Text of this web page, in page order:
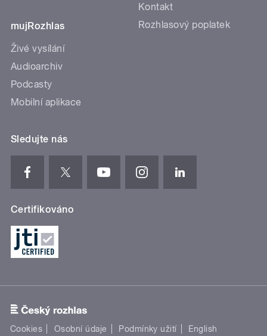
mujRozhlas
Živé vysílání
Audioarchiv
Podcasty
Mobilní aplikace
Kontakt
Rozhlasový poplatek
Sledujte nás
Certifikováno
Cookies Osobní údaje Podmínky užití English